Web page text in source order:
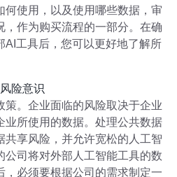
何使用，以及使用哪些数据，审
，作为购买流程的一部分。在确
AI工具后，您可以更好地了解所
险意识
策。企业面临的风险取决于企业
业所使用的数据。处理公共数据
共享风险，并允许宽松的人工智
公司将对外部人工智能工具的数
，必须要根据公司的需求制定一